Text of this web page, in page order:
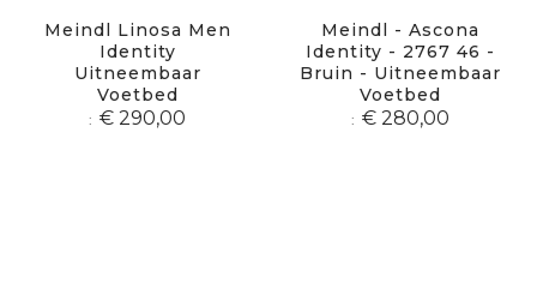
Meindl Linosa Men
Identity
Uitneembaar
Voetbed
€ 290,00
Meindl - Ascona
Identity - 2767 46 -
Bruin - Uitneembaar
Voetbed
€ 280,00